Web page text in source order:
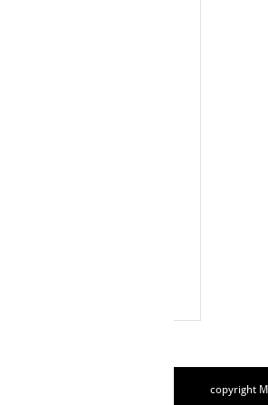
copyright